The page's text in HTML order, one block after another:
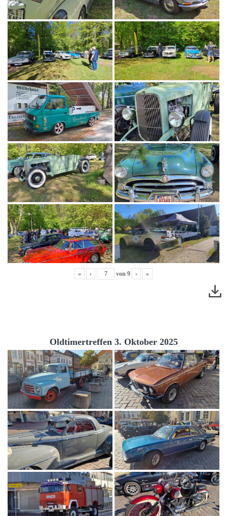
« ‹ von 9 › »
Oldtimertreffen 3. Oktober 2025